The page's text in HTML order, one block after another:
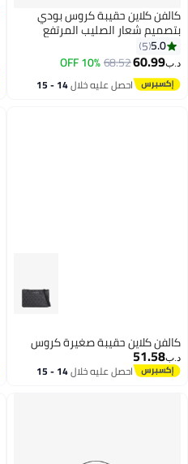
كالفن كلاين حقيبة كروس بودي
بتصميم شعار الصليب المرتفع
5.0
5
د.ب‏60.99
68.52
10% OFF
احصل عليه خلال 14 - 15
كالفن كلاين حقيبة صغيرة كروس
د.ب‏51.58
احصل عليه خلال 14 - 15